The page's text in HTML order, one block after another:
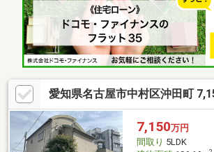
愛知県名古屋市中村区沖田町
7,150万円
間取り 5LDK